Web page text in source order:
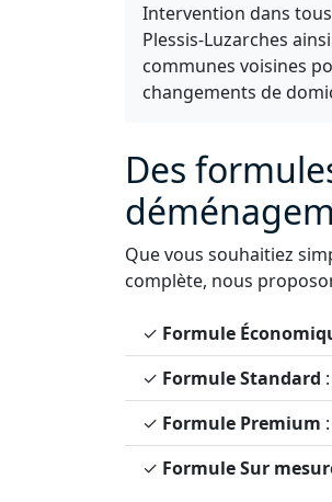
Intervention dans
Plessis-Luzarches
communes voisines
changements de
Des
Que vous souhaitiez
complète, nous
✓ Formule
✓ Formule Standard
✓ Formule Premium
✓ Formule Sur